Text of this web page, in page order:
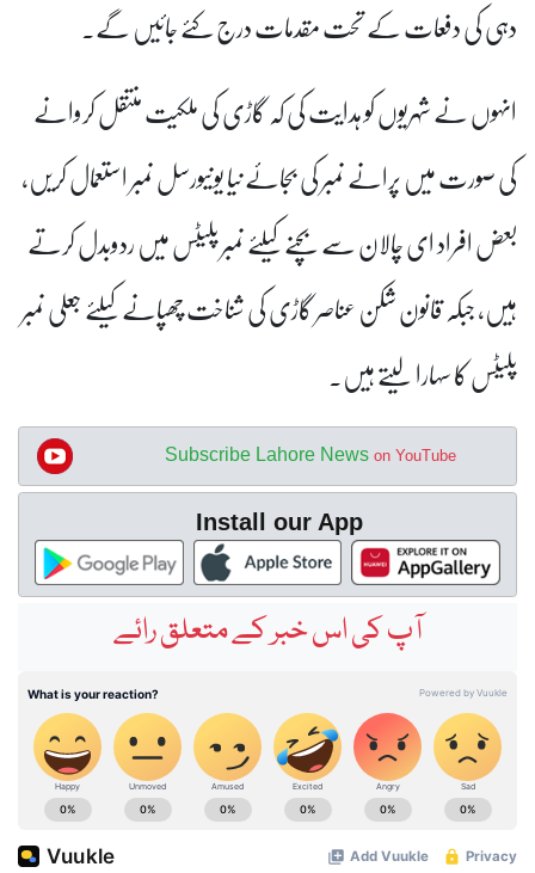
دہی کی دفعات کے تحت مقدمات درج کئے جائیں گے۔
انہوں نے شہریوں کو ہدایت کی کہ گاڑی کی ملکیت منتقل کروانے
کی صورت میں پرانے نمبر کی بجائے نیا یونیورسل نمبر استعمال کریں،
بعض افراد ای چالان سے بچنے کیلئے نمبر پلیٹس میں ردوبدل کرتے
ہیں، جبکہ قانون شکن عناصر گاڑی کی شناخت چھپانے کیلئے جعلی نمبر
پلیٹس کا سہارا لیتے ہیں۔
Subscribe Lahore News on YouTube
Install our App
آپ کی اس خبر کے متعلق رائے